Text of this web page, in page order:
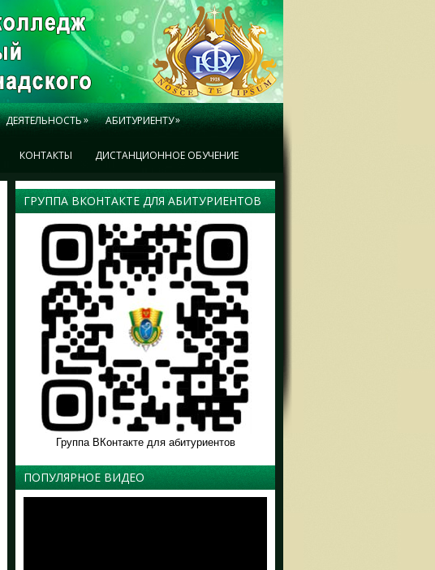
ДЕЯТЕЛЬНОСТЬ» АБИТУРИЕНТУ»
КОНТАКТЫ ДИСТАНЦИОННОЕ ОБУЧЕНИЕ
ГРУППА ВКОНТАКТЕ ДЛЯ АБИТУРИЕНТОВ
Группа ВКонтакте для абитуриентов
ПОПУЛЯРНОЕ ВИДЕО